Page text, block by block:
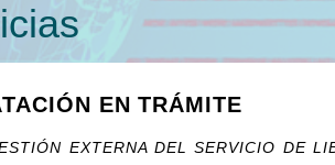
EN TRÁMITE
EXTERNA DEL SERVICIO DE